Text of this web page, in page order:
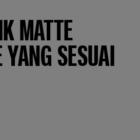
MATTE
SESUAI